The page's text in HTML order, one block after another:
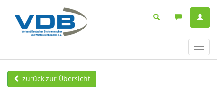
ein-/
zurück zur Übersicht